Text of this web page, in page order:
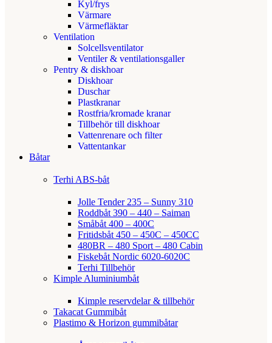
Kyl/frys
Värmare
Värmefläktar
Ventilation
Solcellsventilator
Ventiler & ventilationsgaller
Pentry & diskhoar
Diskhoar
Duschar
Plastkranar
Rostfria/kromade kranar
Tillbehör till diskhoar
Vattenrenare och filter
Vattentankar
Båtar
Terhi ABS-båt
Jolle Tender 235 – Sunny 310
Roddbåt 390 – 440 – Saiman
Småbåt 400 – 400C
Fritidsbåt 450 – 450C – 450CC
480BR – 480 Sport – 480 Cabin
Fiskebåt Nordic 6020-6020C
Terhi Tillbehör
Kimple Aluminiumbåt
Kimple reservdelar & tillbehör
Takacat Gummibåt
Plastimo & Horizon gummibåtar